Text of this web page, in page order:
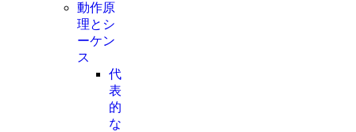
動作原
理とシ
ーケン
ス
代
表
的
な